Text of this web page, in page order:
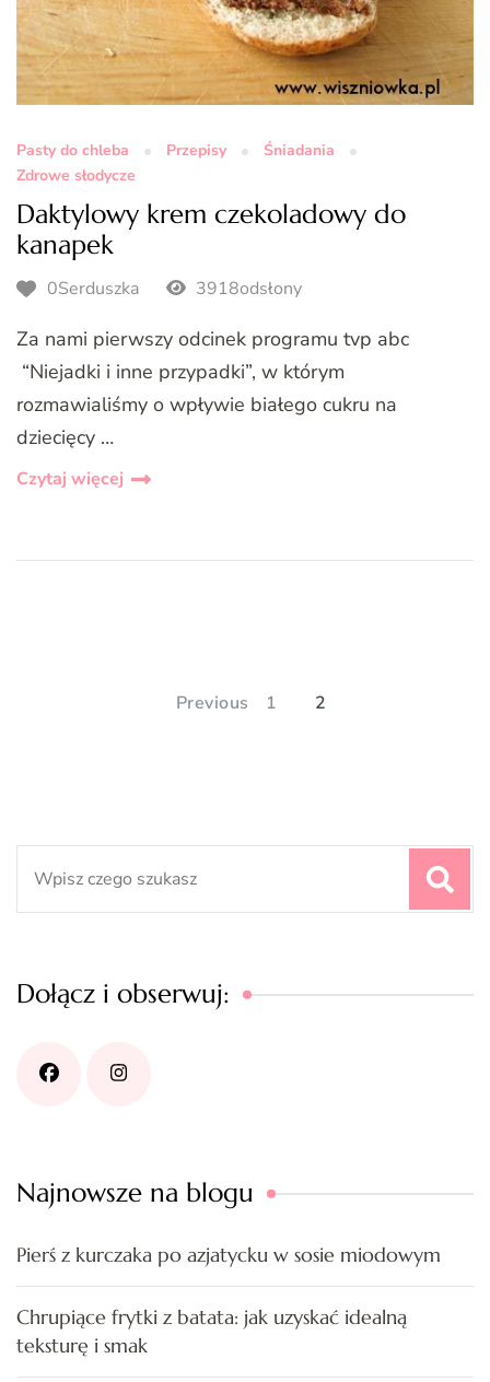
Pasty do chleba Przepisy
Śniadania
Zdrowe słodycze
Daktylowy krem czekoladowy do
kanapek
0Serduszka 3918odsłony
Za nami pierwszy odcinek programu tvp abc
“Niejadki i inne przypadki”, w którym
rozmawialiśmy o wpływie białego cukru na
dziecięcy …
Czytaj więcej
Previous PAGE
1 PAGE
2
Dołącz i obserwuj:
Najnowsze na blogu
Pierś z kurczaka po azjatycku w sosie miodowym
Chrupiące frytki z batata: jak uzyskać idealną
teksturę i smak